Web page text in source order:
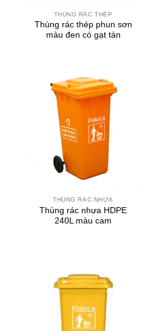
THÙNG RÁC THÉP
Thùng rác thép phun sơn
màu đen có gạt tàn
THÙNG RÁC NHỰA
Thùng rác nhựa HDPE
240L màu cam